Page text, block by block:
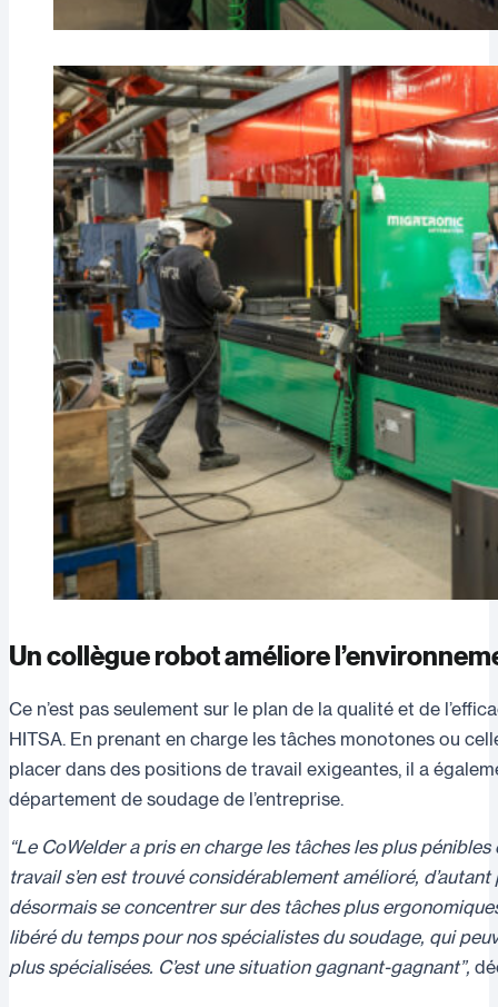
Un collègue robot améliore
Ce n’est pas seulement sur le plan de la qualité et de
HITSA. En prenant en charge les tâches monotones ou
placer dans des positions de travail exigeantes, il a
département de soudage de l’entreprise.
“Le CoWelder a pris en charge les tâches les plus
travail s’en est trouvé considérablement amélioré,
désormais se concentrer sur des tâches plus
libéré du temps pour nos spécialistes du soudage, qui
plus spécialisées. C’est une situation gagnant-gagnant”,